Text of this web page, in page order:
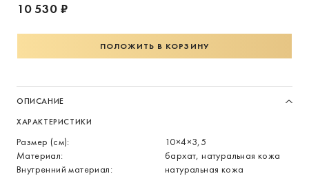
10 530 ₽
ПОЛОЖИТЬ В КОРЗИНУ
ОПИСАНИЕ
ХАРАКТЕРИСТИКИ
Размер (см):
10×4×3,5
Материал:
бархат, натуральная кожа
Внутренний материал:
натуральная кожа